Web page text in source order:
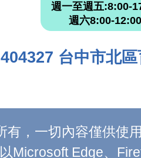
週一至週五:8:00-
週六8:00-12:00
404327 台中市北
，一切內容僅供使
Microsoft Edge、